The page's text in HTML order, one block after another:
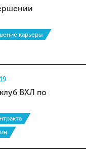
карьеры
ВХЛ по